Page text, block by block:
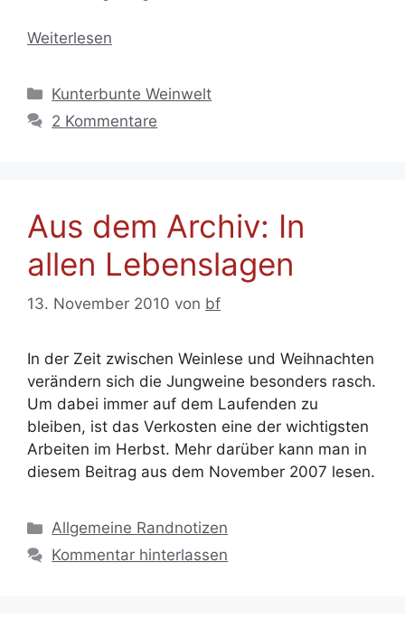
Weiterlesen
Kategorien
Kunterbunte Weinwelt
2 Kommentare
Aus dem Archiv: In
allen Lebenslagen
13. November 2010 von bf
In der Zeit zwischen Weinlese und Weihnachten
verändern sich die Jungweine besonders rasch.
Um dabei immer auf dem Laufenden zu
bleiben, ist das Verkosten eine der wichtigsten
Arbeiten im Herbst. Mehr darüber kann man in
diesem Beitrag aus dem November 2007 lesen.
Kategorien
Allgemeine Randnotizen
Kommentar hinterlassen